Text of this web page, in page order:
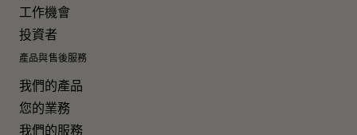
工作機會
投資者
產品與售後服務
我們的產品
您的業務
我們的服務